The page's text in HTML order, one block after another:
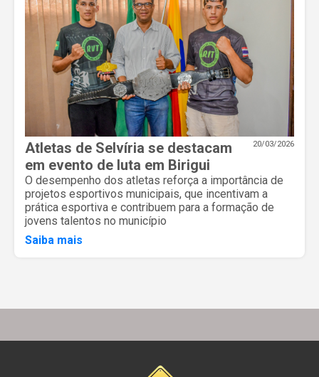
20/03/2026
Atletas de Selvíria se destacam
em evento de luta em Birigui
O desempenho dos atletas reforça a importância de
projetos esportivos municipais, que incentivam a
prática esportiva e contribuem para a formação de
jovens talentos no município
Saiba mais